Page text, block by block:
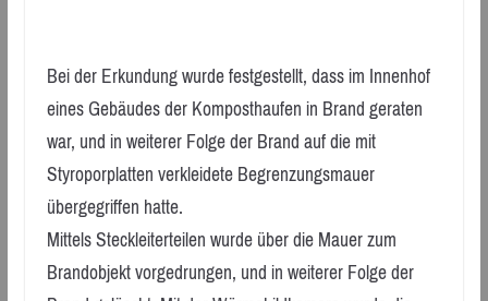
Bei der Erkundung wurde festgestellt, dass im Innenhof
eines Gebäudes der Komposthaufen in Brand geraten
war, und in weiterer Folge der Brand auf die mit
Styroporplatten verkleidete Begrenzungsmauer
übergegriffen hatte.
Mittels Steckleiterteilen wurde über die Mauer zum
Brandobjekt vorgedrungen, und in weiterer Folge der